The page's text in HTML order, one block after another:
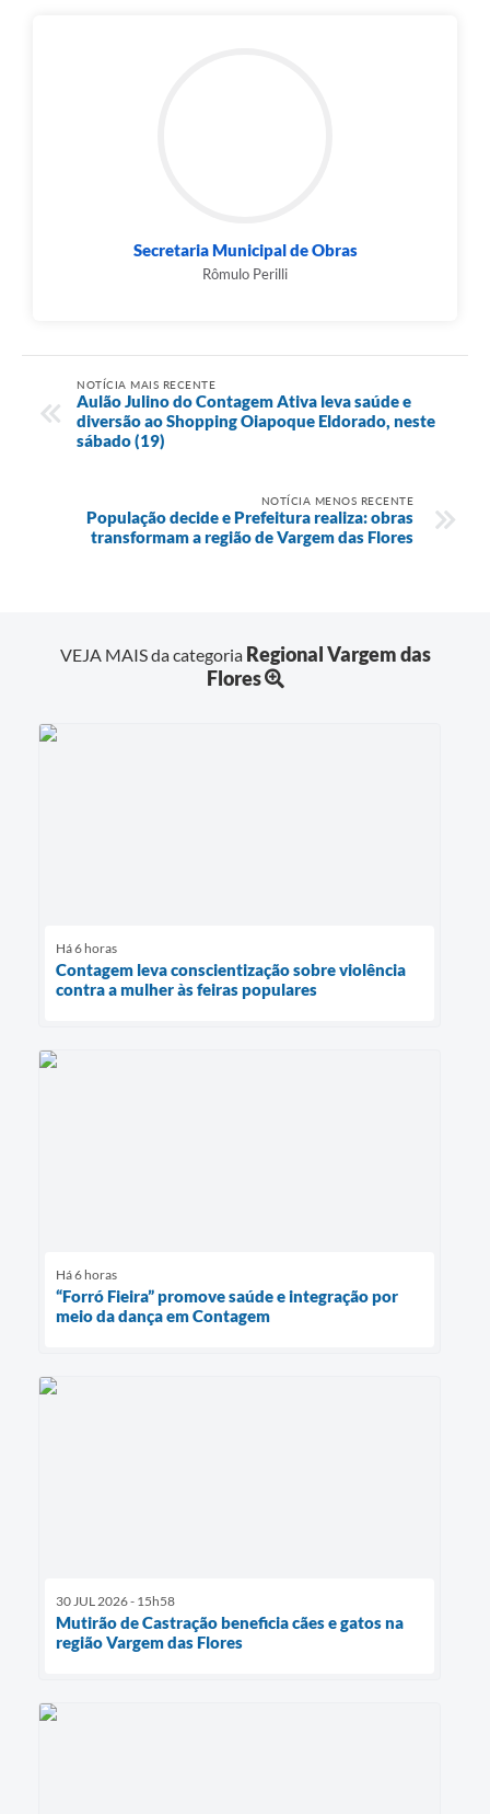
Secretaria Municipal de Obras
Rômulo Perilli
NOTÍCIA MAIS RECENTE
Aulão Julino do Contagem Ativa leva saúde e
diversão ao Shopping Oiapoque Eldorado, neste
sábado (19)
NOTÍCIA MENOS RECENTE
População decide e Prefeitura realiza: obras
transformam a região de Vargem das Flores
VEJA MAIS da categoria Regional Vargem das
Flores
Há 6 horas
Contagem leva conscientização sobre violência
contra a mulher às feiras populares
Há 6 horas
“Forró Fieira” promove saúde e integração por
meio da dança em Contagem
30 JUL 2026 - 15h58
Mutirão de Castração beneficia cães e gatos na
região Vargem das Flores